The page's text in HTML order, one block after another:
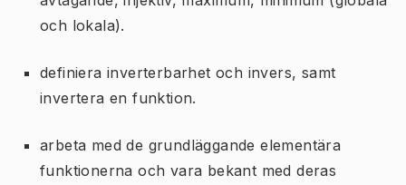
och lokala).
definiera inverterbarhet och invers, samt
invertera en funktion.
arbeta med de grundläggande elementära
funktionerna och vara bekant med deras